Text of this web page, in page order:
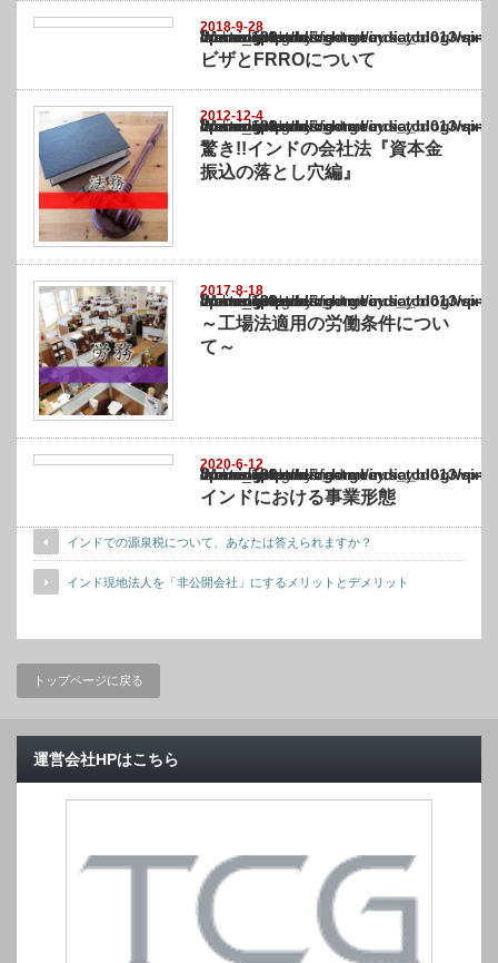
2018-9-28
Warning
: Undefined array key "show_category" in
/home/netst/kuno-cpa.co.jp/public_html/india_blog/wp-content/themes/
on line183
ビザとFRROについて
2012-12-4
Warning
: Undefined array key "show_category" in
/home/netst/kuno-cpa.co.jp/public_html/india_blog/wp-content/themes/
on line183
驚き!!インドの会社法『資本金
振込の落とし穴編』
2017-8-18
Warning
: Undefined array key "show_category" in
/home/netst/kuno-cpa.co.jp/public_html/india_blog/wp-content/themes/
on line183
～工場法適用の労働条件につい
て～
2020-6-12
Warning
: Undefined array key "show_category" in
/home/netst/kuno-cpa.co.jp/public_html/india_blog/wp-content/themes/
on line183
インドにおける事業形態
インドでの源泉税について、あなたは答えられますか？
インド現地法人を「非公開会社」にするメリットとデメリット
トップページに戻る
運営会社HPはこちら